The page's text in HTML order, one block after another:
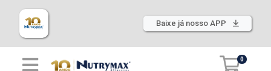
Baixe já nosso APP
0